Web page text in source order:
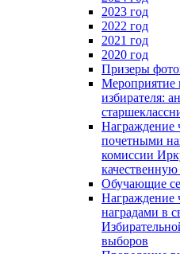
2023 год
2022 год
2021 год
2020 год
Призеры
Мероприятие
избирателя:
почетными
комиссии
Обучающие
Награждение
наградами в
выборов